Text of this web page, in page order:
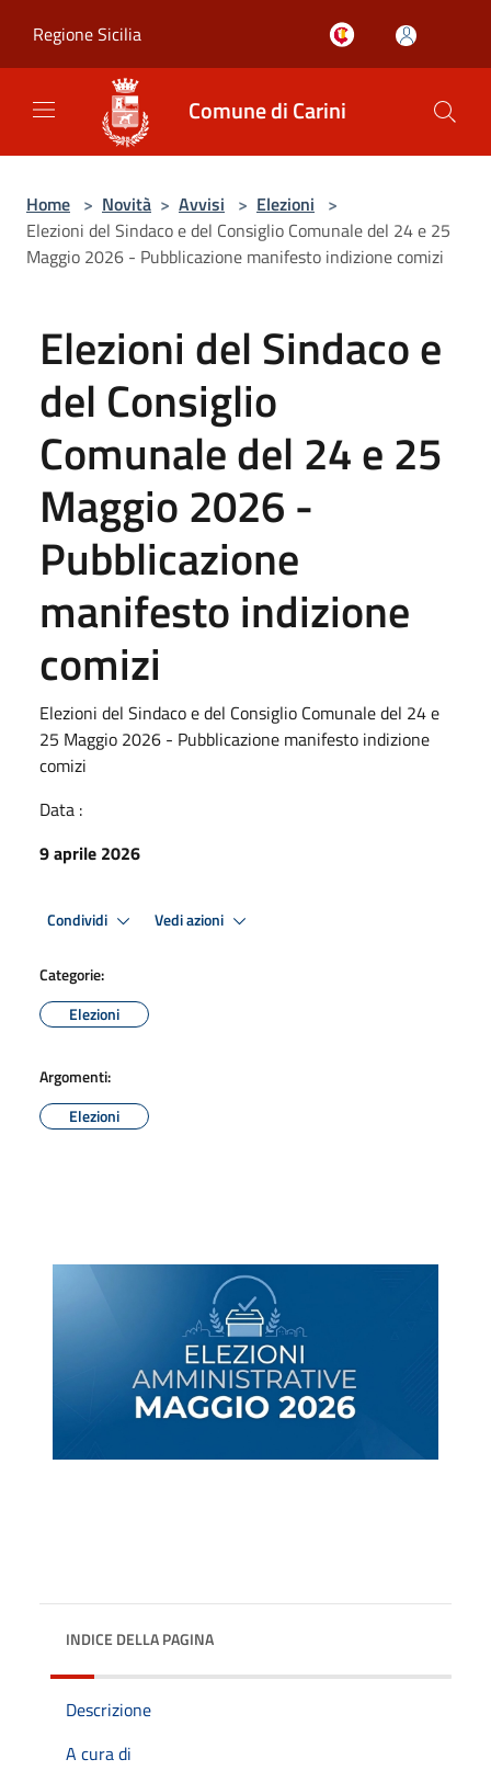
Regione Sicilia
Comune di Carini
Home > Novità > Avvisi > Elezioni >
Elezioni del Sindaco e del Consiglio Comunale del 24 e 25
Maggio 2026 - Pubblicazione manifesto indizione comizi
Elezioni del Sindaco e
del Consiglio
Comunale del 24 e 25
Maggio 2026 -
Pubblicazione
manifesto indizione
comizi
Elezioni del Sindaco e del Consiglio Comunale del 24 e
25 Maggio 2026 - Pubblicazione manifesto indizione
comizi
Data :
9 aprile 2026
Condividi Vedi azioni
Categorie:
Elezioni
Argomenti:
Elezioni
INDICE DELLA PAGINA
Descrizione
A cura di